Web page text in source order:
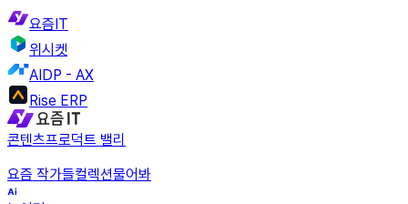
요즘IT
위시켓
AIDP - AX
Rise ERP
콘텐츠프로덕트 밸리
요즘 작가들컬렉션물어봐